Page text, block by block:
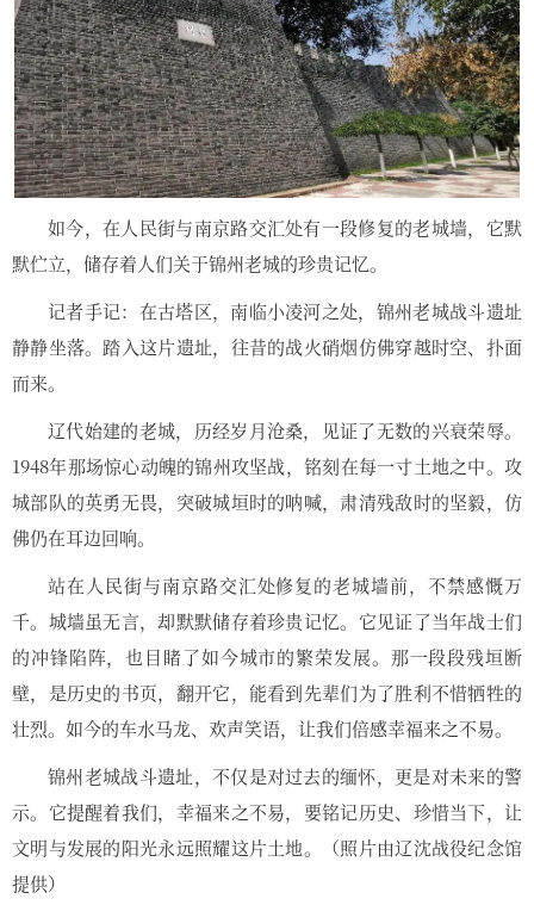
如今，在人民街与南京路交汇处有一段修复的老城墙，它默
默伫立，储存着人们关于锦州老城的珍贵记忆。
记者手记：在古塔区，南临小凌河之处，锦州老城战斗遗址
静静坐落。踏入这片遗址，往昔的战火硝烟仿佛穿越时空、扑面
而来。
辽代始建的老城，历经岁月沧桑，见证了无数的兴衰荣辱。
1948年那场惊心动魄的锦州攻坚战，铭刻在每一寸土地之中。攻
城部队的英勇无畏，突破城垣时的呐喊，肃清残敌时的坚毅，仿
佛仍在耳边回响。
站在人民街与南京路交汇处修复的老城墙前，不禁感慨万
千。城墙虽无言，却默默储存着珍贵记忆。它见证了当年战士们
的冲锋陷阵，也目睹了如今城市的繁荣发展。那一段段残垣断
壁，是历史的书页，翻开它，能看到先辈们为了胜利不惜牺牲的
壮烈。如今的车水马龙、欢声笑语，让我们倍感幸福来之不易。
锦州老城战斗遗址，不仅是对过去的缅怀，更是对未来的警
示。它提醒着我们，幸福来之不易，要铭记历史、珍惜当下，让
文明与发展的阳光永远照耀这片土地。（照片由辽沈战役纪念馆
提供）